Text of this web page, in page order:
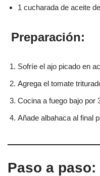
1 cucharada de aceite
‍ Preparación:
Sofríe el ajo picado en
Agrega el tomate
Cocina a fuego bajo por
Añade albahaca al final
Paso a